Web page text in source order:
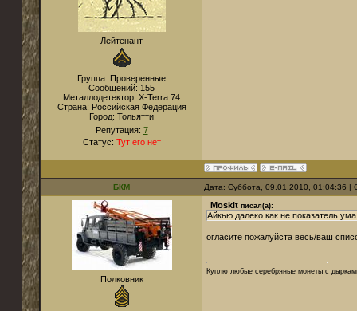
Лейтенант
Группа: Проверенные
Сообщений: 155
Металлодетектор: X-Terra 74
Страна: Российская Федерация
Город: Тольятти
Репутация: 7
Статус: Тут его нет
БКМ Дата: Суббота, 09.01.2010, 01:04:36
Полковник
Moskit писал(а):
Айкью далеко как не показатель
огласите пожалуйста весь/ваш
Куплю любые серебряные монеты с